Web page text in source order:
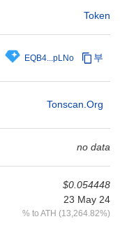
Token
EQB4...pLNo 부
Tonscan.org
no data
$0.054448
23 May 24
% to ATH (13,264.82%)
리케이션(dApps) 생성
발자 도구 모음을 제공
략적 파트너십의 혜택을
한 솔루션으로 자리매김
있나요?
용됩니다. 사용자는 거
하는 분산 애플리케이션
자신의 TON 토큰을 스테
메커니즘에 참여할 수 있